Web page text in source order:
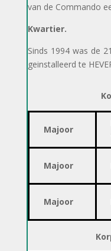
van de Commando
Kwartier.
Sinds 1994 was de
geinstalleerd te
Majoor
Majoor
Majoor